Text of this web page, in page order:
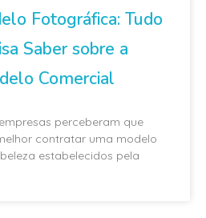
Fotográfica: Tudo
Saber sobre a
Comercial
perceberam que
contratar uma modelo
estabelecidos pela